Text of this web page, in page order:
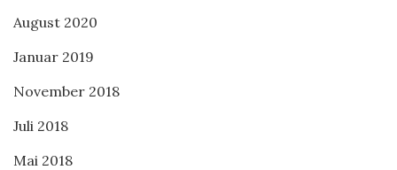
August 2020
Januar 2019
November 2018
Juli 2018
Mai 2018